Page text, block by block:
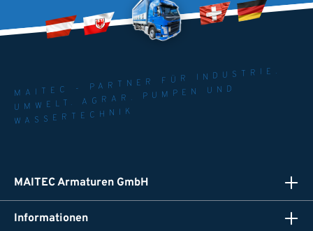
MAITEC - PARTNER FÜR INDUSTRIE.
UMWELT. AGRAR. PUMPEN UND
WASSERTECHNIK
MAITEC Armaturen GmbH
Informationen